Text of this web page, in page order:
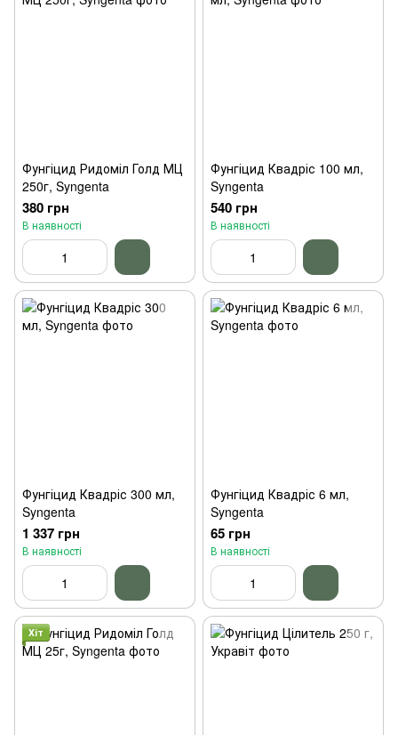
Фунгіцид Ридоміл Голд МЦ
250г, Syngenta
380 грн
В наявності
Фунгіцид Квадріс 100 мл,
Syngenta
540 грн
В наявності
Фунгіцид Квадріс 300 мл,
Syngenta
1 337 грн
В наявності
Фунгіцид Квадріс 6 мл,
Syngenta
65 грн
В наявності
Хіт